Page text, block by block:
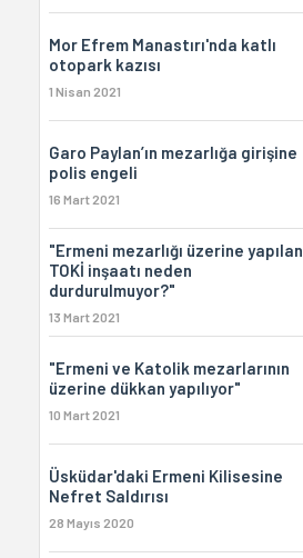
Mor Efrem Manastırı'nda katlı
otopark kazısı
1 Nisan 2021
Garo Paylan’ın mezarlığa girişine
polis engeli
16 Mart 2021
"Ermeni mezarlığı üzerine yapılan
TOKİ inşaatı neden
durdurulmuyor?"
13 Mart 2021
"Ermeni ve Katolik mezarlarının
üzerine dükkan yapılıyor"
10 Mart 2021
Üsküdar'daki Ermeni Kilisesine
Nefret Saldırısı
28 Mayıs 2020